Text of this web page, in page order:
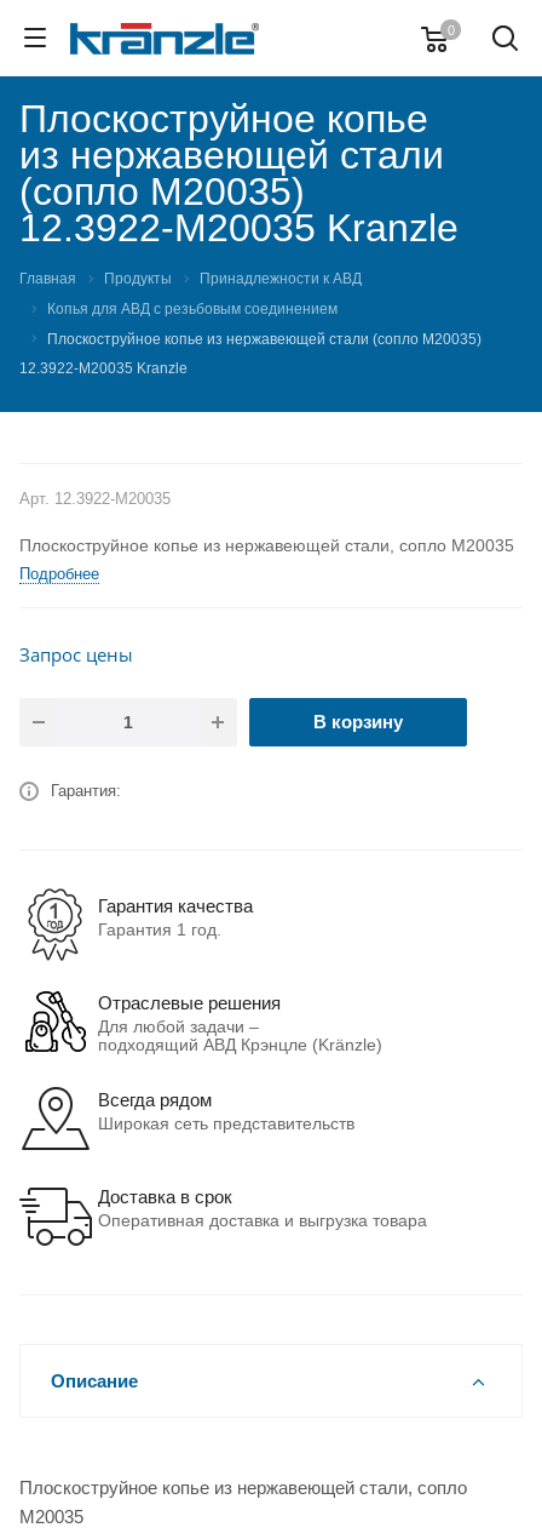
0
Плоскоструйное копье
из нержавеющей стали
(сопло M20035)
12.3922-M20035 Kranzle
Главная Продукты
Принадлежности к АВД
Копья для АВД с резьбовым соединением
Плоскоструйное копье из нержавеющей стали (сопло M20035)
12.3922-M20035 Kranzle
Арт. 12.3922-M20035
Плоскоструйное копье из нержавеющей стали, сопло M20035
Подробнее
Запрос цены
В корзину
Гарантия:
Гарантия качества
Гарантия 1 год.
Отраслевые решения
Для любой задачи –
подходящий АВД Крэнцле (Kränzle)
Всегда рядом
Широкая сеть представительств
Доставка в срок
Оперативная доставка и выгрузка товара
Описание
Плоскоструйное копье из нержавеющей стали, сопло
M20035